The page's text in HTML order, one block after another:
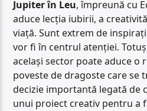
Jupiter în Leu, împreună cu
aduce lecția iubirii, a
viață. Sunt extrem de
vor fi în centrul atenției.
același sector poate aduce o
poveste de dragoste care se
decizie importantă legată de
unui proiect creativ pentru a